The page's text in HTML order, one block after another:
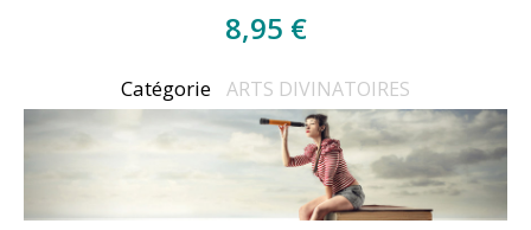
8,95 €
Catégorie ARTS DIVINATOIRES